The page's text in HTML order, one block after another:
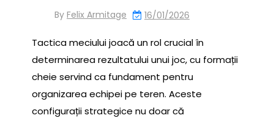
By Felix Armitage 16/01/2026
Tactica meciului joacă un rol crucial în
determinarea rezultatului unui joc, cu formații
cheie servind ca fundament pentru
organizarea echipei pe teren. Aceste
configurații strategice nu doar că